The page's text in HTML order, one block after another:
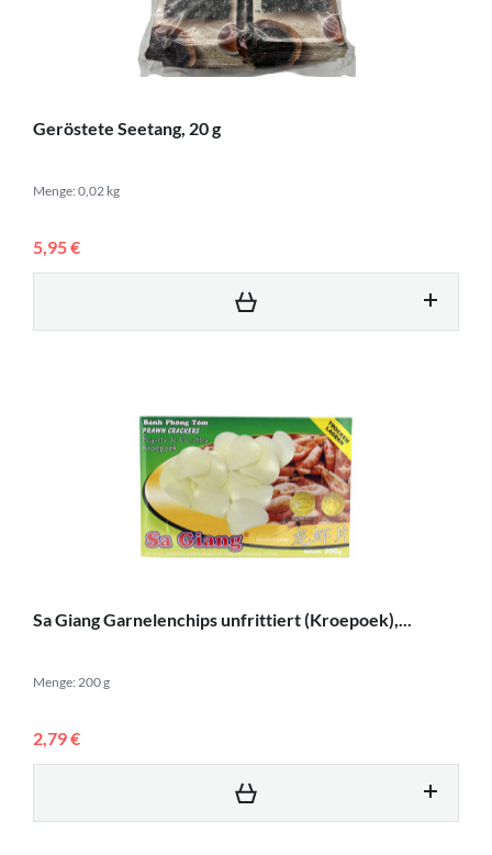
Geröstete Seetang, 20 g
Menge: 0,02 kg
5,95 €
Sa Giang Garnelenchips unfrittiert (Kroepoek),...
Menge: 200 g
2,79 €